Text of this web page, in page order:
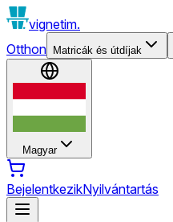
vignetim.
Otthon
Matricák és útdíjak
Magyar
BejelentkezikNyilvántartás